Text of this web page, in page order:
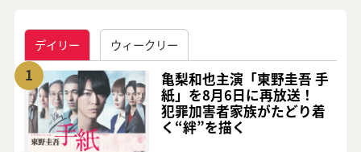
デイリー ウィークリー
1
亀梨和也主演「東野圭吾 手
紙」を8月6日に再放送！
犯罪加害者家族がたどり着
く“絆”を描く